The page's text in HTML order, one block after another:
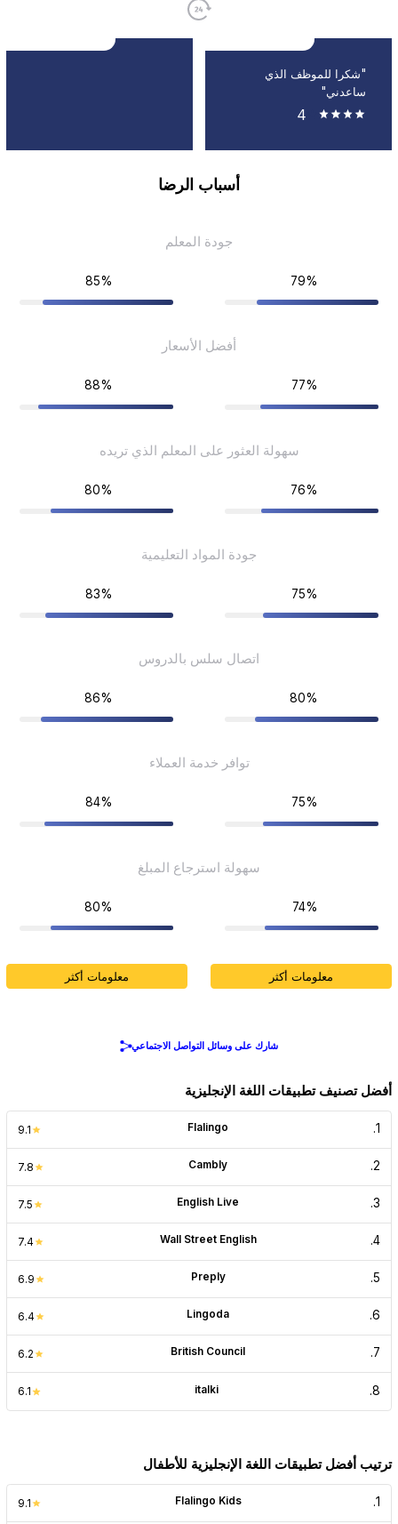
"شكرا للموظف الذي
ساعدني"
4
أسباب الرضا
جودة المعلم
79%
85%
أفضل الأسعار
77%
88%
سهولة العثور على المعلم الذي تريده
76%
80%
جودة المواد التعليمية
75%
83%
اتصال سلس بالدروس
80%
86%
توافر خدمة العملاء
75%
84%
سهولة استرجاع المبلغ
74%
80%
معلومات أكثر معلومات أكثر
شارك على وسائل التواصل الاجتماعي
أفضل تصنيف تطبيقات اللغة الإنجليزية
.
Flalingo
9.1
2
.
Cambly
7.8
3
.
English Live
7.5
4
.
Wall Street English
7.4
5
.
Preply
6.9
6
.
Lingoda
6.4
7
.
British Council
6.2
8
.
italki
6.1
ترتيب أفضل تطبيقات اللغة الإنجليزية للأطفال
.
Flalingo Kids
9.1